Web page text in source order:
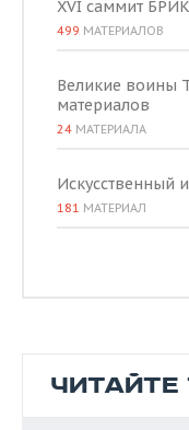
XVI саммит
499 МАТЕРИАЛОВ
Великие воины
материалов
24 МАТЕРИАЛА
Искусственный
181 МАТЕРИАЛ